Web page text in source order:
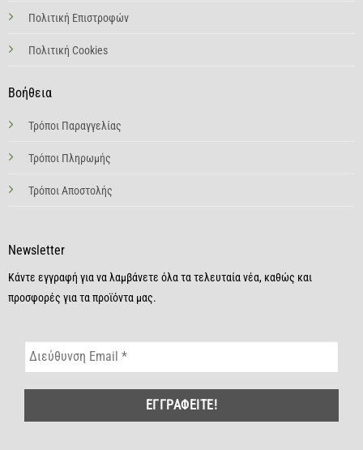
Πολιτική Επιστροφών
Πολιτική Cookies
Βοήθεια
Τρόποι Παραγγελίας
Τρόποι Πληρωμής
Τρόποι Αποστολής
Newsletter
Κάντε εγγραφή για να λαμβάνετε όλα τα τελευταία νέα, καθώς και
προσφορές για τα προϊόντα μας.